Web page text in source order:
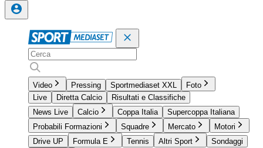
Video Pressing Sportmediaset XXL
Foto
Live
Diretta Calcio
Risultati e Classifiche
News Live
Calcio Coppa Italia
Supercoppa Italiana
Probabili Formazioni
Squadre Mercato
Motori
Drive UP
Formula E Tennis Altri Sport
Sondaggi